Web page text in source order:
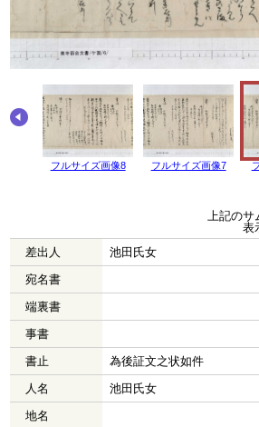
フルサイズ画像8 フルサイズ画像7
上記のサ
表
差出人
池田氏女
宛名書
端裏書
事書
書止
為後証文之状如件
人名
池田氏女
地名